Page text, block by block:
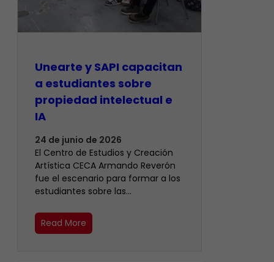
Unearte y SAPI capacitan
a estudiantes sobre
propiedad intelectual e
IA
24 de junio de 2026
El Centro de Estudios y Creación
Artística CECA Armando Reverón
fue el escenario para formar a los
estudiantes sobre las…
Read More